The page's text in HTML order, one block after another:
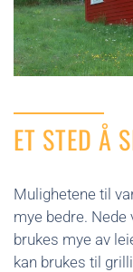
ET STED Å
Mulighetene til
mye bedre.
brukes mye av
kan brukes til